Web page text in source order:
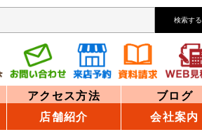
検索する
アクセス方法
ブログ
店舗紹介
会社案内